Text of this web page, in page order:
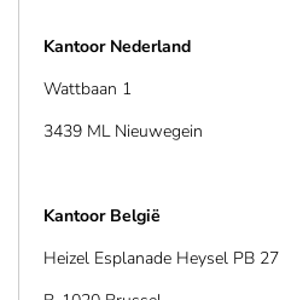
Kantoor Nederland
Wattbaan 1
3439 ML Nieuwegein
Kantoor België
Heizel Esplanade Heysel PB 27